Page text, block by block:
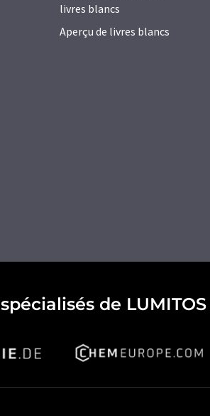
livres blancs
Aperçu de livres blancs
de LUMITOS